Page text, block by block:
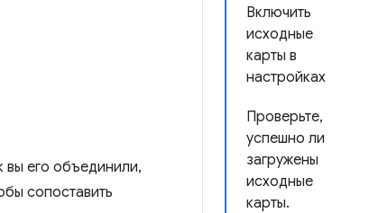
Включить
исходные
карты в
настройках
Проверьте,
успешно ли
загружены
исходные
карты.
вы его объединили,
сопоставить